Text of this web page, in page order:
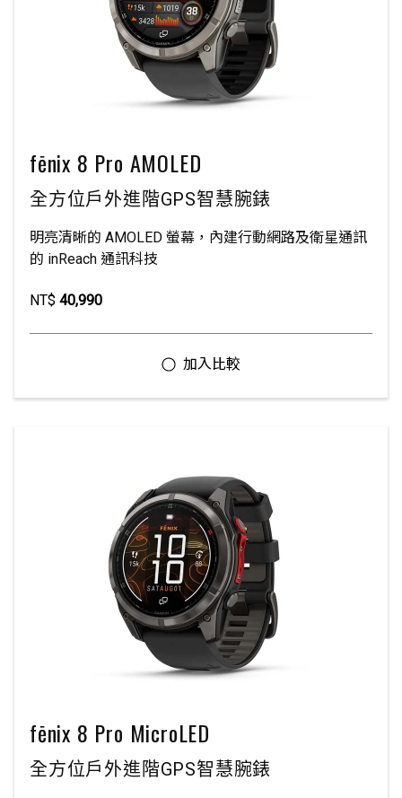
fēnix 8 Pro AMOLED
全方位戶外進階GPS智慧腕錶
明亮清晰的 AMOLED 螢幕，內建行動網路及衛星通訊
的 inReach 通訊科技
NT$ 40,990
fēnix 8 Pro MicroLED
全方位戶外進階GPS智慧腕錶